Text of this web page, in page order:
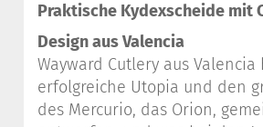
Praktische Kydexscheide mit
Design aus Valencia
Wayward Cutlery aus
erfolgreiche Utopia und den
des Mercurio, das Orion,